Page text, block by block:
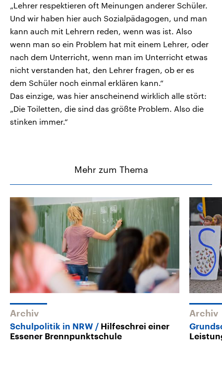
„Lehrer respektieren oft Meinungen anderer Schüler.
Und wir haben hier auch Sozialpädagogen, und man
kann auch mit Lehrern reden, wenn was ist. Also
wenn man so ein Problem hat mit einem Lehrer, oder
nach dem Unterricht, wenn man im Unterricht etwas
nicht verstanden hat, den Lehrer fragen, ob er es
dem Schüler noch einmal erklären kann.“
Das einzige, was hier anscheinend wirklich alle stört:
„Die Toiletten, die sind das größte Problem. Also die
stinken immer.“
Mehr zum Thema
Archiv
Schulpolitik in NRW
Hilfeschrei einer
Essener Brennpunktschule
Archiv